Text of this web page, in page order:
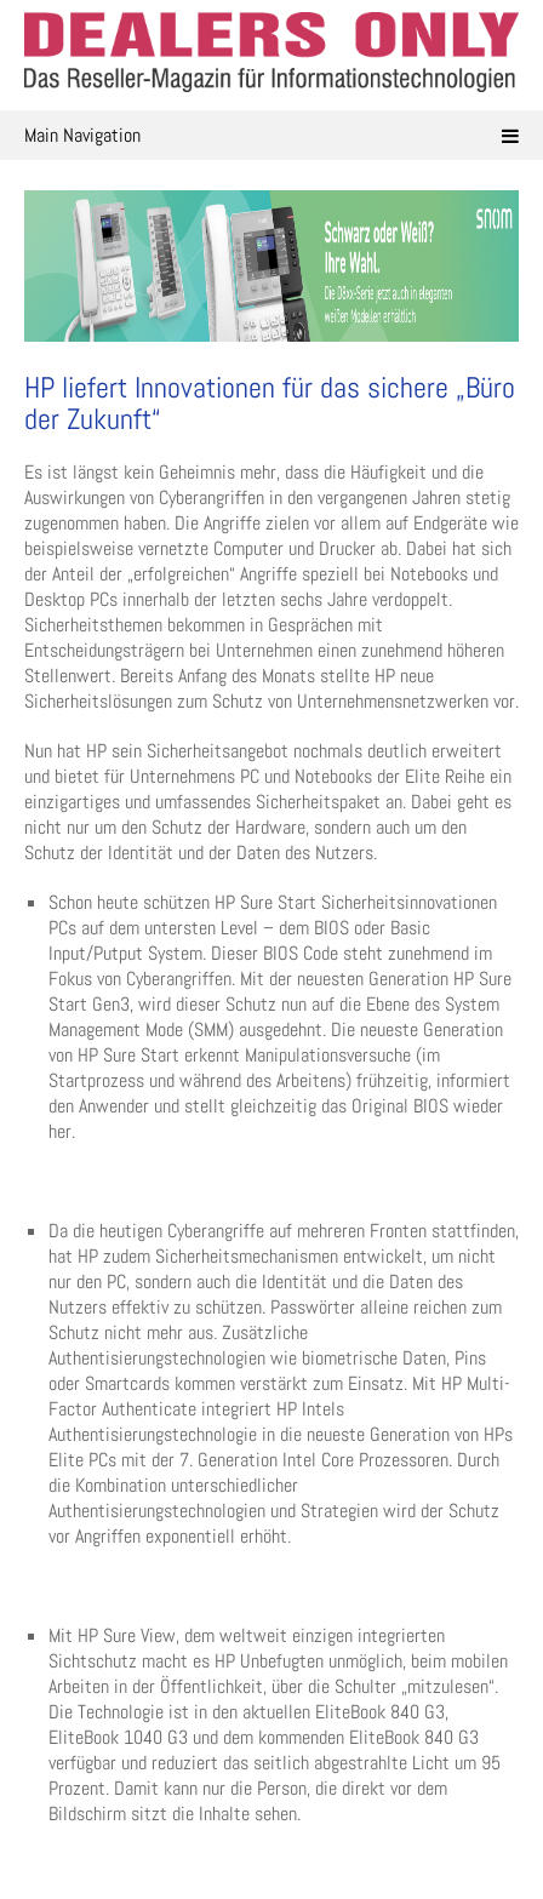
Skip
content
Main Navigation
HP liefert Innovationen für das sichere „Büro
der Zukunft“
Es ist längst kein Geheimnis mehr, dass die Häufigkeit und die
Auswirkungen von Cyberangriffen in den vergangenen Jahren stetig
zugenommen haben. Die Angriffe zielen vor allem auf Endgeräte wie
beispielsweise vernetzte Computer und Drucker ab. Dabei hat sich
der Anteil der „erfolgreichen“ Angriffe speziell bei Notebooks und
Desktop PCs innerhalb der letzten sechs Jahre verdoppelt.
Sicherheitsthemen bekommen in Gesprächen mit
Entscheidungsträgern bei Unternehmen einen zunehmend höheren
Stellenwert. Bereits Anfang des Monats stellte HP neue
Sicherheitslösungen zum Schutz von Unternehmensnetzwerken vor.
Nun hat HP sein Sicherheitsangebot nochmals deutlich erweitert
und bietet für Unternehmens PC und Notebooks der Elite Reihe ein
einzigartiges und umfassendes Sicherheitspaket an. Dabei geht es
nicht nur um den Schutz der Hardware, sondern auch um den
Schutz der Identität und der Daten des Nutzers.
Schon heute schützen HP Sure Start Sicherheitsinnovationen
PCs auf dem untersten Level – dem BIOS oder Basic
Input/Putput System. Dieser BIOS Code steht zunehmend im
Fokus von Cyberangriffen. Mit der neuesten Generation HP Sure
Start Gen3, wird dieser Schutz nun auf die Ebene des System
Management Mode (SMM) ausgedehnt. Die neueste Generation
von HP Sure Start erkennt Manipulationsversuche (im
Startprozess und während des Arbeitens) frühzeitig, informiert
den Anwender und stellt gleichzeitig das Original BIOS wieder
her.
Da die heutigen Cyberangriffe auf mehreren Fronten stattfinden,
hat HP zudem Sicherheitsmechanismen entwickelt, um nicht
nur den PC, sondern auch die Identität und die Daten des
Nutzers effektiv zu schützen. Passwörter alleine reichen zum
Schutz nicht mehr aus. Zusätzliche
Authentisierungstechnologien wie biometrische Daten, Pins
oder Smartcards kommen verstärkt zum Einsatz. Mit HP Multi-
Factor Authenticate integriert HP Intels
Authentisierungstechnologie in die neueste Generation von HPs
Elite PCs mit der 7. Generation Intel Core Prozessoren. Durch
die Kombination unterschiedlicher
Authentisierungstechnologien und Strategien wird der Schutz
vor Angriffen exponentiell erhöht.
Mit HP Sure View, dem weltweit einzigen integrierten
Sichtschutz macht es HP Unbefugten unmöglich, beim mobilen
Arbeiten in der Öffentlichkeit, über die Schulter „mitzulesen“.
Die Technologie ist in den aktuellen EliteBook 840 G3,
EliteBook 1040 G3 und dem kommenden EliteBook 840 G3
verfügbar und reduziert das seitlich abgestrahlte Licht um 95
Prozent. Damit kann nur die Person, die direkt vor dem
Bildschirm sitzt die Inhalte sehen.